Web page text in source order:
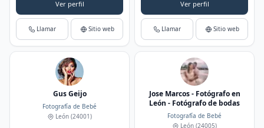
Ver perfil
Llamar Sitio web
Ver perfil
Llamar Sitio web
Gus Geijo
Fotografía de Bebé
León (24001)
Jose Marcos - Fotógrafo en
León - Fotógrafo de bodas
Fotografía de Bebé
León (24005)